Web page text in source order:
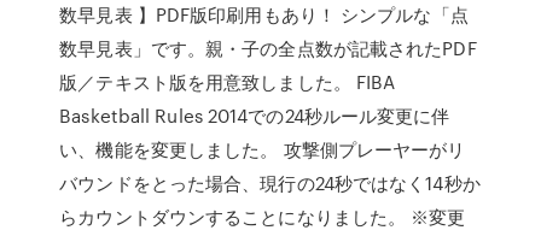
数早見表 】PDF版印刷用もあり！ シンプルな「点
数早見表」です。親・子の全点数が記載されたPDF
版／テキスト版を用意致しました。 FIBA
Basketball Rules 2014での24秒ルール変更に伴
い、機能を変更しました。 攻撃側プレーヤーがリ
バウンドをとった場合、現行の24秒ではなく14秒か
らカウントダウンすることになりました。 ※変更